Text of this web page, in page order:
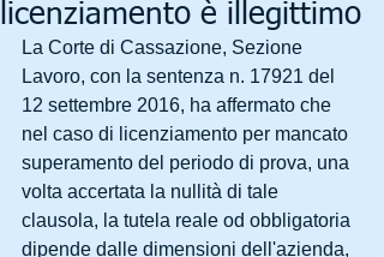
licenziamento è illegittimo
La Corte di Cassazione, Sezione
Lavoro, con la sentenza n. 17921 del
12 settembre 2016, ha affermato che
nel caso di licenziamento per mancato
superamento del periodo di prova, una
volta accertata la nullità di tale
clausola, la tutela reale od obbligatoria
dipende dalle dimensioni dell'azienda,